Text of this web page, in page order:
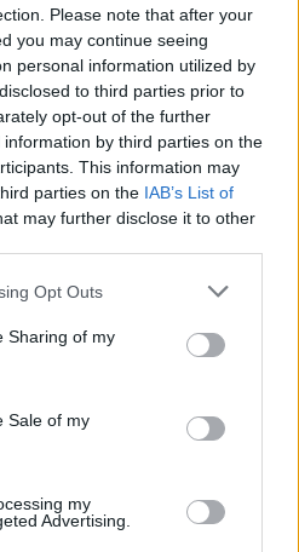
Please note that after your
you may continue seeing
personal information utilized by
to third parties prior to
opt-out of the further
by third parties on the
This information may
parties on the IAB’s List of
may further disclose it to other
Opt Outs
Sharing of my
Sale of my
my
Advertising.
newsletter
τους
απορρήτου